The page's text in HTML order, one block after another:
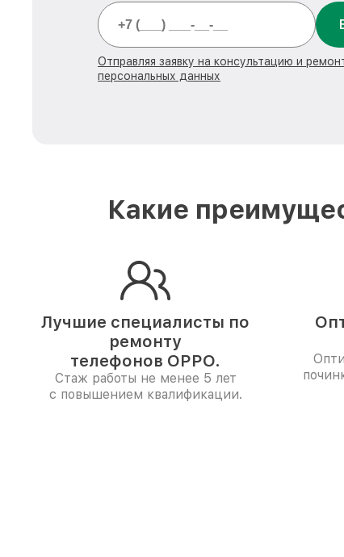
Отправляя заявку на консультацию и
персональных данных
Какие
Лучшие специалисты по
ремонту
телефонов OPPO.
Стаж работы не менее 5 лет
с повышением квалификации.